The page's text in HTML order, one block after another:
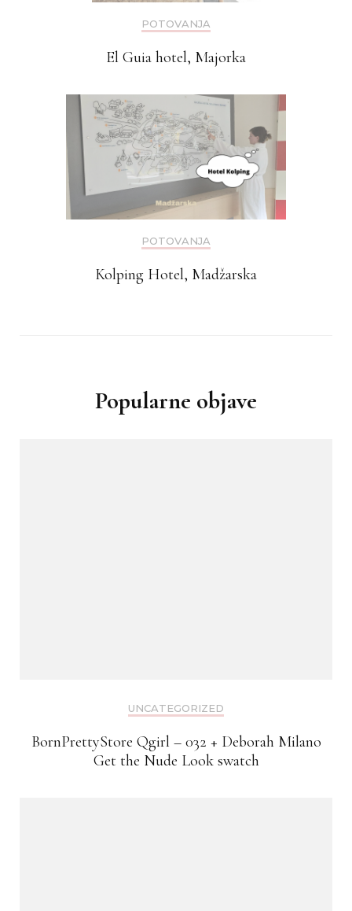
POTOVANJA
El Guia hotel, Majorka
POTOVANJA
Kolping Hotel, Madžarska
Popularne objave
UNCATEGORIZED
BornPrettyStore Qgirl – 032 + Deborah Milano
Get the Nude Look swatch